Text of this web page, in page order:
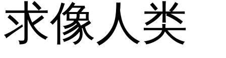
求像人类